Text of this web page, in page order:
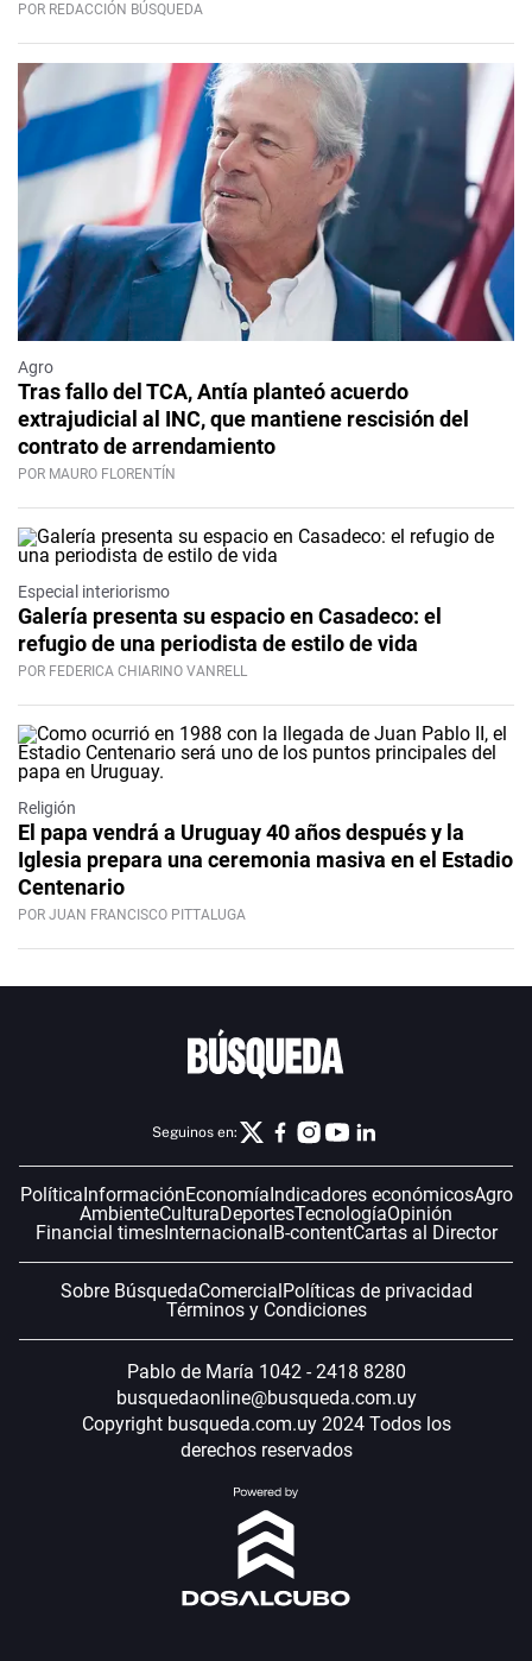
POR REDACCIÓN BÚSQUEDA
Agro
Tras fallo del TCA, Antía planteó acuerdo
extrajudicial al INC, que mantiene rescisión del
contrato de arrendamiento
POR MAURO FLORENTÍN
Especial interiorismo
Galería presenta su espacio en Casadeco: el
refugio de una periodista de estilo de vida
POR FEDERICA CHIARINO VANRELL
Religión
El papa vendrá a Uruguay 40 años después y la
Iglesia prepara una ceremonia masiva en el Estadio
Centenario
POR JUAN FRANCISCO PITTALUGA
Seguinos en:
PolíticaInformaciónEconomíaIndicadores económicosAgro
AmbienteCulturaDeportesTecnologíaOpinión
Financial timesInternacionalB-contentCartas al Director
Sobre BúsquedaComercialPolíticas de privacidad
Términos y Condiciones
Pablo de María 1042 - 2418 8280
busquedaonline@busqueda.com.uy
Copyright busqueda.com.uy 2024 Todos los
derechos reservados